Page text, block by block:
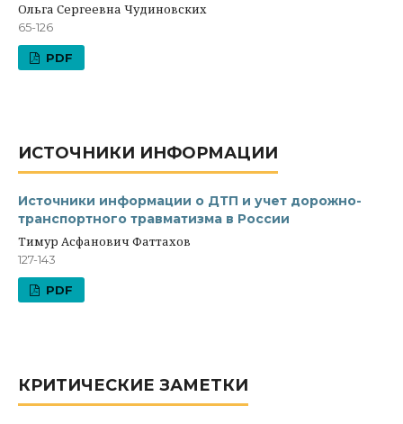
Ольга Сергеевна Чудиновских
65-126
PDF
ИСТОЧНИКИ ИНФОРМАЦИИ
Источники информации о ДТП и учет дорожно-
транспортного травматизма в России
Тимур Асфанович Фаттахов
127-143
PDF
КРИТИЧЕСКИЕ ЗАМЕТКИ